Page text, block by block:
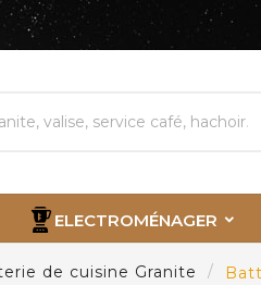
ELECTROMÉNAGER
de cuisine Granite